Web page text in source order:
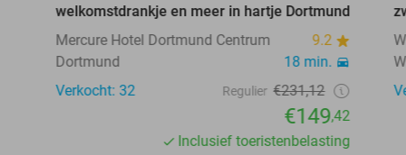
welkomstdrankje en meer in hartje Dortmund
Mercure Hotel Dortmund Centrum
9.2
Dortmund
18 min.
Verkocht: 32
Regulier €231,12
€149,42
Inclusief toeristenbelasting